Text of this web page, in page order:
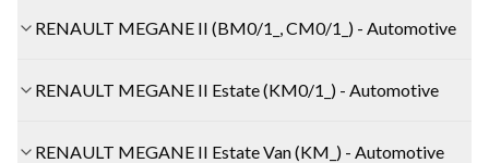
RENAULT MEGANE II (BM0/1_, CM0/1_) - Automotive
RENAULT MEGANE II Estate (KM0/1_) - Automotive
RENAULT MEGANE II Estate Van (KM_) - Automotive